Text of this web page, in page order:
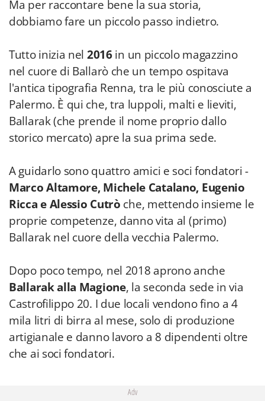
Ma per raccontare bene la sua storia,
dobbiamo fare un piccolo passo indietro.
Tutto inizia nel 2016in un piccolo magazzino
nel cuore di Ballarò che un tempo ospitava
l'antica tipografia Renna, tra le più conosciute a
Palermo. È qui che, tra luppoli, malti e lieviti,
Ballarak (che prende il nome proprio dallo
storico mercato) apre la sua prima sede.
A guidarlo sono quattro amici e soci fondatori -
Marco Altamore, Michele Catalano, Eugenio
Ricca e Alessio Cutrò che, mettendo insieme le
proprie competenze, danno vita al (primo)
Ballarak nel cuore della vecchia Palermo.
Dopo poco tempo, nel 2018 aprono anche
Ballarak alla Magione, la seconda sede in via
Castrofilippo 20. I due locali vendono fino a 4
mila litri di birra al mese, solo di produzione
artigianale e danno lavoro a 8 dipendenti oltre
che ai soci fondatori.
Adv